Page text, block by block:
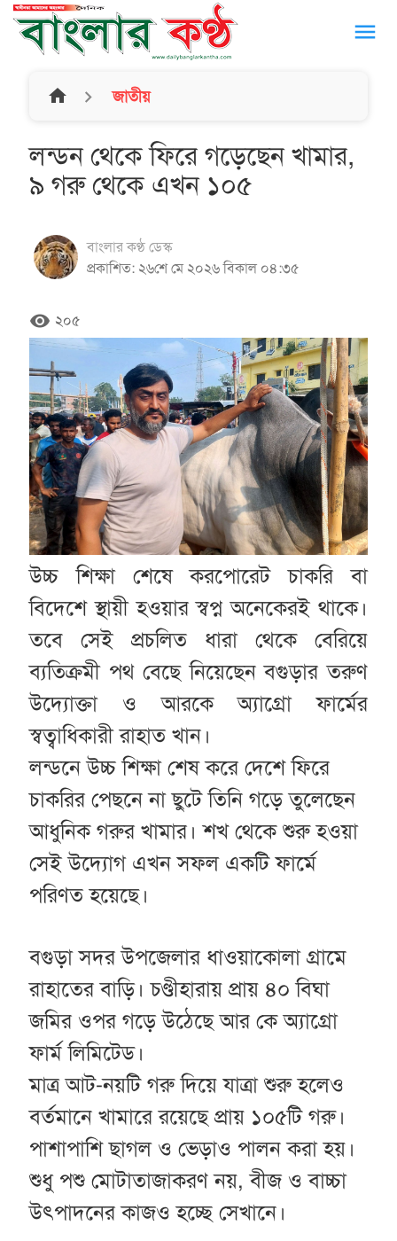
menu
home জাতীয়
লন্ডন থেকে ফিরে গড়েছেন খামার,
৯ গরু থেকে এখন ১০৫
বাংলার কণ্ঠ ডেস্ক
প্রকাশিত: ২৬শে মে ২০২৬ বিকাল ০৪:৩৫
remove_red_eye ২০৫
উচ্চ শিক্ষা শেষে করপোরেট চাকরি বা
বিদেশে স্থায়ী হওয়ার স্বপ্ন অনেকেরই থাকে।
তবে সেই প্রচলিত ধারা থেকে বেরিয়ে
ব্যতিক্রমী পথ বেছে নিয়েছেন বগুড়ার তরুণ
উদ্যোক্তা ও আরকে অ্যাগ্রো ফার্মের
স্বত্বাধিকারী রাহাত খান।
লন্ডনে উচ্চ শিক্ষা শেষ করে দেশে ফিরে
চাকরির পেছনে না ছুটে তিনি গড়ে তুলেছেন
আধুনিক গরুর খামার। শখ থেকে শুরু হওয়া
সেই উদ্যোগ এখন সফল একটি ফার্মে
পরিণত হয়েছে।
বগুড়া সদর উপজেলার ধাওয়াকোলা গ্রামে
রাহাতের বাড়ি। চণ্ডীহারায় প্রায় ৪০ বিঘা
জমির ওপর গড়ে উঠেছে আর কে অ্যাগ্রো
ফার্ম লিমিটেড।
মাত্র আট-নয়টি গরু দিয়ে যাত্রা শুরু হলেও
বর্তমানে খামারে রয়েছে প্রায় ১০৫টি গরু।
পাশাপাশি ছাগল ও ভেড়াও পালন করা হয়।
শুধু পশু মোটাতাজাকরণ নয়, বীজ ও বাচ্চা
উৎপাদনের কাজও হচ্ছে সেখানে।